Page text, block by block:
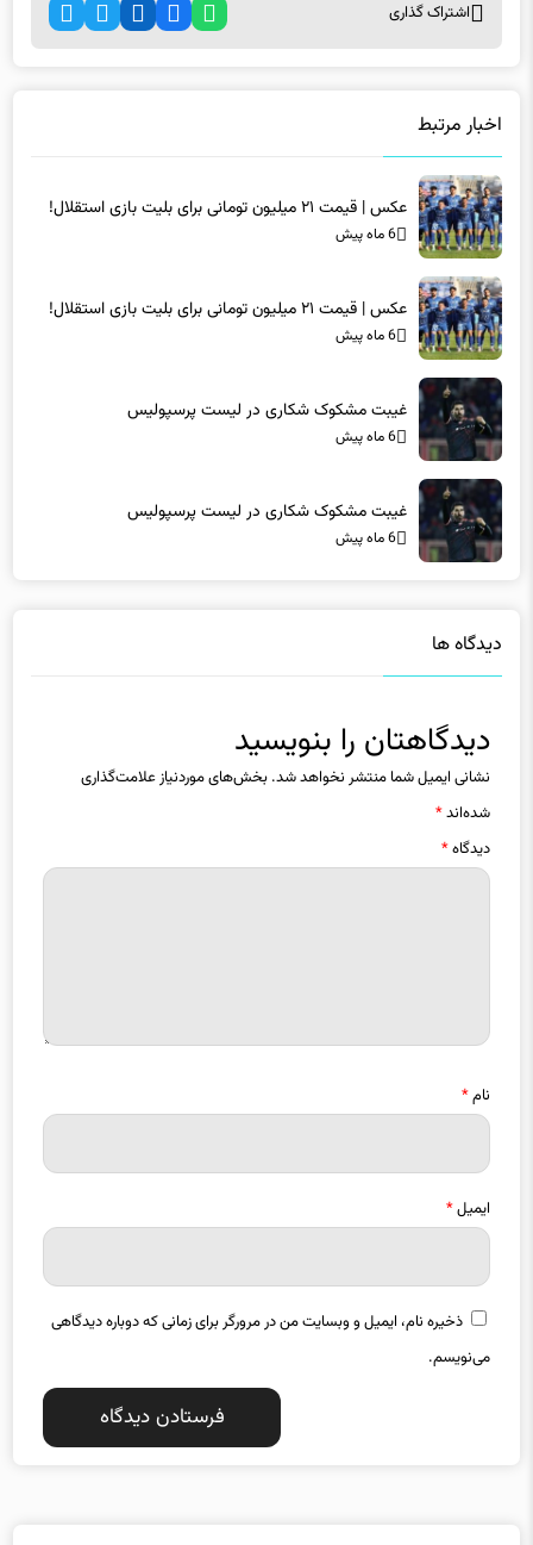
اشتراک گذاری
اخبار مرتبط
عکس | قیمت ۲۱ میلیون تومانی برای بلیت بازی استقلال!
6 ماه پیش
عکس | قیمت ۲۱ میلیون تومانی برای بلیت بازی استقلال!
6 ماه پیش
غیبت مشکوک شکاری در لیست پرسپولیس
6 ماه پیش
غیبت مشکوک شکاری در لیست پرسپولیس
6 ماه پیش
دیدگاه ها
دیدگاهتان را بنویسید
نشانی ایمیل شما منتشر نخواهد شد. بخش‌های موردنیاز علامت‌گذاری
شده‌اند*
دیدگاه*
نام*
ایمیل*
ذخیره نام، ایمیل و وبسایت من در مرورگر برای زمانی که دوباره دیدگاهی
می‌نویسم.